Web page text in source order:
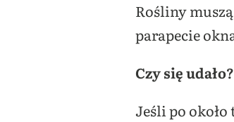
Rośliny
parapecie
Czy się udało?
Jeśli po